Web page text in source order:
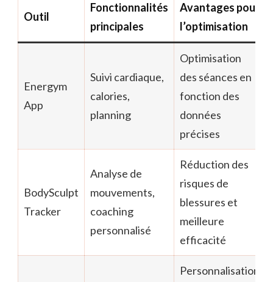
Outil
Fonctionnalités
principales
Avantages pour
l’optimisation
Energym
App
Suivi cardiaque,
calories,
planning
Optimisation
des séances en
fonction des
données
précises
BodySculpt
Tracker
Analyse de
mouvements,
coaching
personnalisé
Réduction des
risques de
blessures et
meilleure
efficacité
Personnalisation